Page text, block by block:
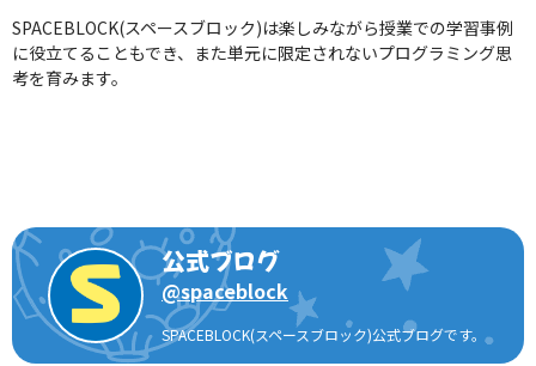
SPACEBLOCK(スペースブロック)は楽しみながら授業での学習事例
に役立てることもでき、また単元に限定されないプログラミング思
考を育みます。
公式ブログ
@spaceblock
SPACEBLOCK(スペースブロック)公式ブログです。